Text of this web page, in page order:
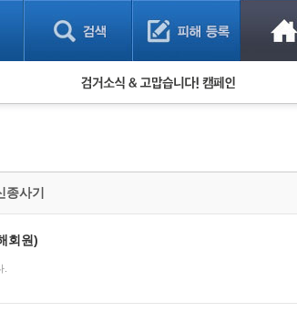
검거 소식
사기
회원)
.